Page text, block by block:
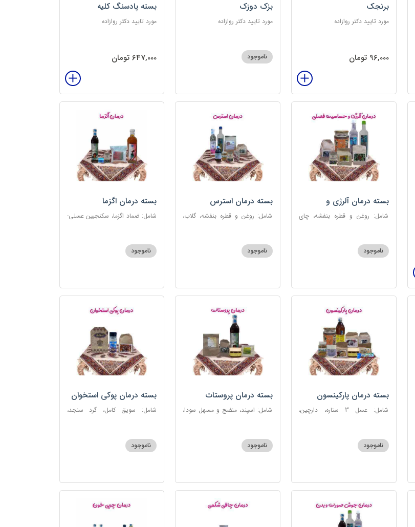
برنجک
مورد تایید دکتر روازاده
96,000 تومان
بزک دوزک
مورد تایید دکتر روازاده
ناموجود
بسته پادسنگ کلیه
مورد تایید دکتر روازاده
647,000 تومان
بسته درمان آلرژی و
حساسیت فصلی
شامل: روغن و قطره بنفشه، چای
3 ستاره ناموجود
بسته درمان استرس
شامل: روغن و قطره بنفشه، گلاب،
گل، بهارنارنج، چای مبارک
ناموجود
بسته درمان اگزما
شامل: ضماد اگزما، سکنجبین عسلی-
110ناموجود
بسته درمان پارکینسون
شامل: عسل 3 ستاره، دارچین،
گل، حب تقویت حافظه
ناموجود
بسته درمان پروستات
شامل: اسپند، منضج و مسهل سودا،
ناموجود
بسته درمان پوکی استخوان
شامل: سویق کامل، گرد سنجد،
ناموجود